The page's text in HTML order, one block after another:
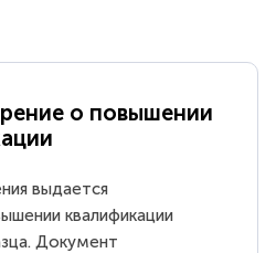
о повышении
выдается
квалификации
Документ